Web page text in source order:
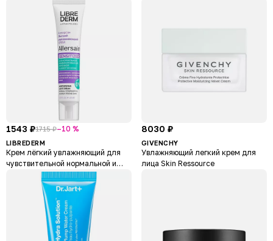
1543 ₽1715 ₽–10 %
LIBREDERM
Крем лёгкий увлажняющий для
чувствительной нормальной и
комбинированной кожи Allersain
8030 ₽
GIVENCHY
Увлажняющий легкий крем для
лица Skin Ressource